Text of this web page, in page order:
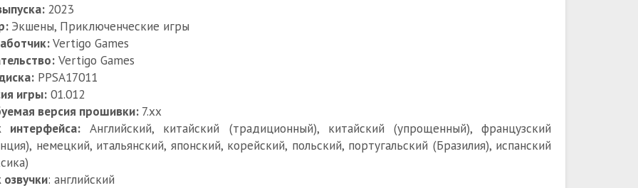
2023
Экшены, Приключенческие игры
Vertigo Games
Vertigo Games
PPSA17011
игры: 01.012
версия прошивки: 7.xx
интерфейса: Английский, китайский (традиционный), китайский (упрощенный), французский
немецкий, итальянский, японский, корейский, польский, португальский (Бразилия), испанский
: английский